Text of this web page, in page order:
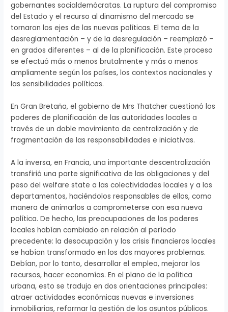
gobernantes socialdemócratas. La ruptura del compromiso
del Estado y el recurso al dinamismo del mercado se
tornaron los ejes de las nuevas políticas. El tema de la
desreglamentación – y de la desregulación – reemplazó –
en grados diferentes – al de la planificación. Este proceso
se efectuó más o menos brutalmente y más o menos
ampliamente según los países, los contextos nacionales y
las sensibilidades políticas.
En Gran Bretaña, el gobierno de Mrs Thatcher cuestionó los
poderes de planificación de las autoridades locales a
través de un doble movimiento de centralización y de
fragmentación de las responsabilidades e iniciativas.
A la inversa, en Francia, una importante descentralización
transfirió una parte significativa de las obligaciones y del
peso del welfare state a las colectividades locales y a los
departamentos, haciéndolos responsables de ellos, como
manera de animarlos a comprometerse con esa nueva
política. De hecho, las preocupaciones de los poderes
locales habían cambiado en relación al período
precedente: la desocupación y las crisis financieras locales
se habían transformado en los dos mayores problemas.
Debían, por lo tanto, desarrollar el empleo, mejorar los
recursos, hacer economías. En el plano de la política
urbana, esto se tradujo en dos orientaciones principales:
atraer actividades económicas nuevas e inversiones
inmobiliarias, reformar la gestión de los asuntos públicos.